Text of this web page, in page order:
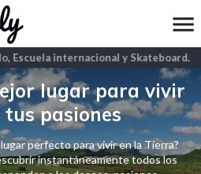
Escuela internacional y Skateboard.
lugar para vivir
pasiones
perfecto para vivir en la Tierra?
instantáneamente todos los